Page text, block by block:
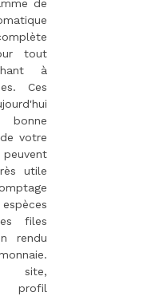
de
tout
à
Ces
bonne
votre
utile
files
rendu
site,
profil